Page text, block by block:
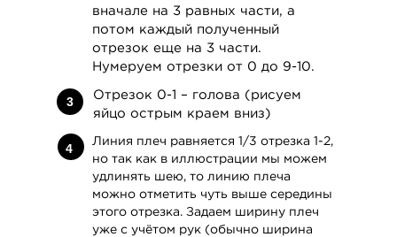
3
Отрезок 0-1 – голова (рисуем
яйцо острым краем вниз)
вначале на 3 равных части, а
потом каждый полученный
отрезок еще на 3 части.
Нумеруем отрезки от 0 до 9-10.
4
Линия плеч равняется 1/3 отрезка 1-2,
но так как в иллюстрации мы можем
удлинять шею, то линию плеча
можно отметить чуть выше середины
этого отрезка. Задаем ширину плеч
уже с учётом рук (обычно ширина